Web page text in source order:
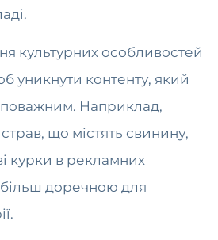
культурних особливостей
уникнути контенту, який
Наприклад,
що містять свинину,
курки в рекламних
більш доречною для